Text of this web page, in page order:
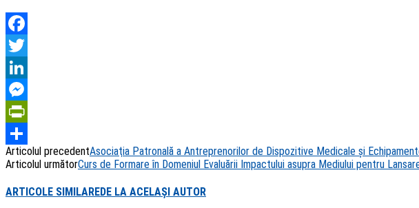
Facebook
Twitter
LinkedIn
Messenger
PrintFriendly
Share
Articolul precedentAsociaţia Patronală a Antreprenorilor de Dispozitive Medicale şi
Articolul următorCurs de Formare în Domeniul Evaluării Impactului asupra Mediului pentru
ARTICOLE SIMILAREDE LA ACELAȘI AUTOR